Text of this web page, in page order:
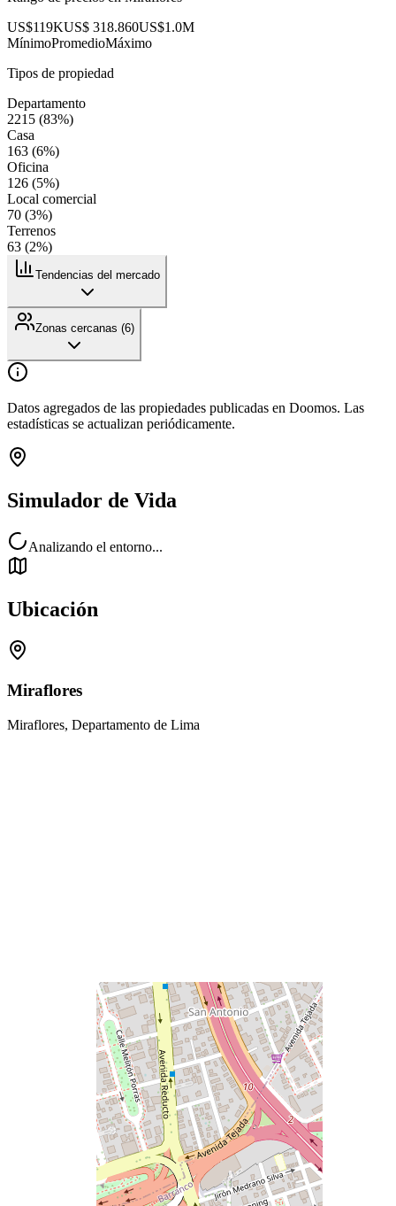
US$119KUS$ 318.860US$1.0M
MínimoPromedioMáximo
Tipos de propiedad
Departamento
2215 (83%)
Casa
163 (6%)
Oficina
126 (5%)
Local comercial
70 (3%)
Terrenos
63 (2%)
Tendencias del mercado
Zonas cercanas (6)
Datos agregados de las propiedades publicadas en Doomos. Las
estadísticas se actualizan periódicamente.
Simulador de Vida
Analizando el entorno...
Ubicación
Miraflores
Miraflores, Departamento de Lima